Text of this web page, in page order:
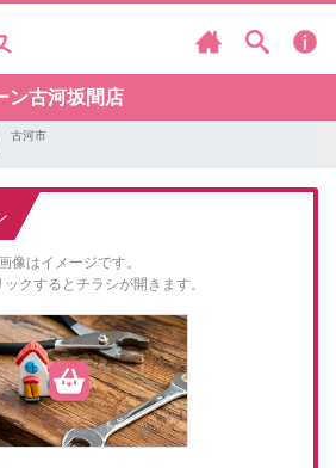
ン古河坂間店
古河市
像はイメージです。
クするとチラシが開きます。